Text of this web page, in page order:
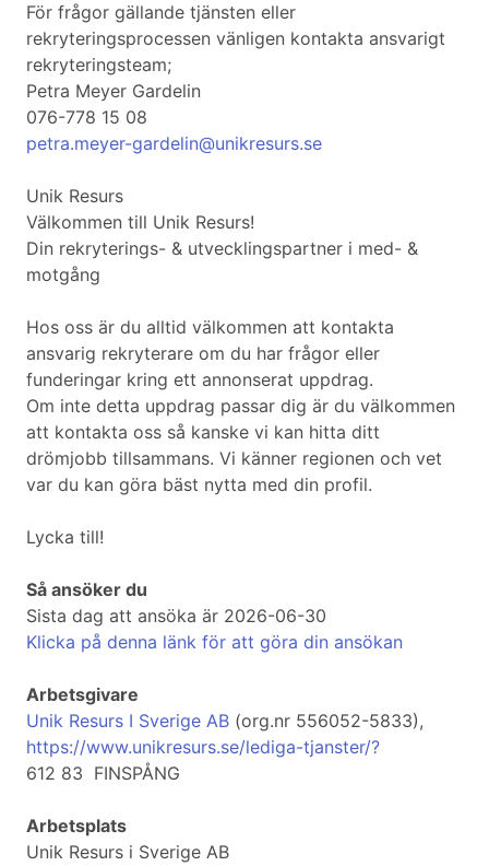
För frågor gällande tjänsten eller
rekryteringsprocessen vänligen kontakta ansvarigt
rekryteringsteam;
Petra Meyer Gardelin
076-778 15 08
petra.meyer-gardelin@unikresurs.se
Unik Resurs
Välkommen till Unik Resurs!
Din rekryterings- & utvecklingspartner i med- &
motgång
Hos oss är du alltid välkommen att kontakta
ansvarig rekryterare om du har frågor eller
funderingar kring ett annonserat uppdrag.
Om inte detta uppdrag passar dig är du välkommen
att kontakta oss så kanske vi kan hitta ditt
drömjobb tillsammans. Vi känner regionen och vet
var du kan göra bäst nytta med din profil.
Lycka till!
Så ansöker du
Sista dag att ansöka är 2026-06-30
Klicka på denna länk för att göra din ansökan
Arbetsgivare
Unik Resurs I Sverige AB (org.nr 556052-5833),
https://www.unikresurs.se/lediga-tjanster/?
612 83 FINSPÅNG
Arbetsplats
Unik Resurs i Sverige AB